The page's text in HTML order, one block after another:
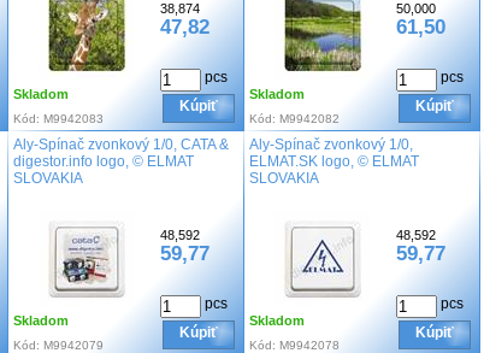
38,874
47,82
pcs
Kúpiť
Skladom
Kód: M9942083
50,000
61,50
pcs
Kúpiť
Skladom
Kód: M9942082
Aly-Spínač zvonkový 1/0, CATA &
digestor.info logo, © ELMAT
SLOVAKIA
48,592
59,77
pcs
Kúpiť
Skladom
Kód: M9942079
Aly-Spínač zvonkový 1/0,
ELMAT.SK logo, © ELMAT
SLOVAKIA
48,592
59,77
pcs
Kúpiť
Skladom
Kód: M9942078